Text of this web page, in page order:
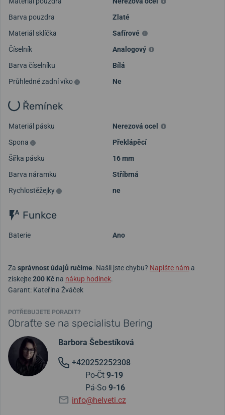
Barva pouzdra
Zlaté
Materiál sklíčka
Safírové
Číselník
Analogový
Barva číselníku
Bílá
Průhledné zadní víko
Ne
Řemínek
Materiál pásku
Nerezová ocel
Spona
Překlápěcí
Šířka pásku
16 mm
Barva náramku
Stříbrná
Rychlostěžejky
ne
Funkce
Baterie Ano
Za správnost údajů ručíme. Našli jste chybu? Napište náma
získejte200 Kč na nákup hodinek.
Garant: Kateřina Žváček
POTŘEBUJETE PORADIT?
Obraťte se na specialistu Bering
Barbora Šebestíková
+420252252308
Po-Čt 9-19
Pá-So 9-16
info@helveti.cz